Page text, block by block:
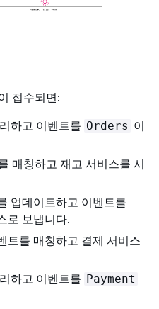
접수되면:
하고 이벤트를 Orders 이
매칭하고 재고 서비스를 시
업데이트하고 이벤트를
로 보냅니다.
트를 매칭하고 결제 서비스
하고 이벤트를 Payment